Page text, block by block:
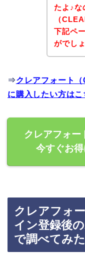
たよ♪な
（
下記ペ
がでし
⇒クレアフォート
に購入したい方はこ
クレアフォ
今すぐお
クレアフォ
イン登録後
で調べてみた